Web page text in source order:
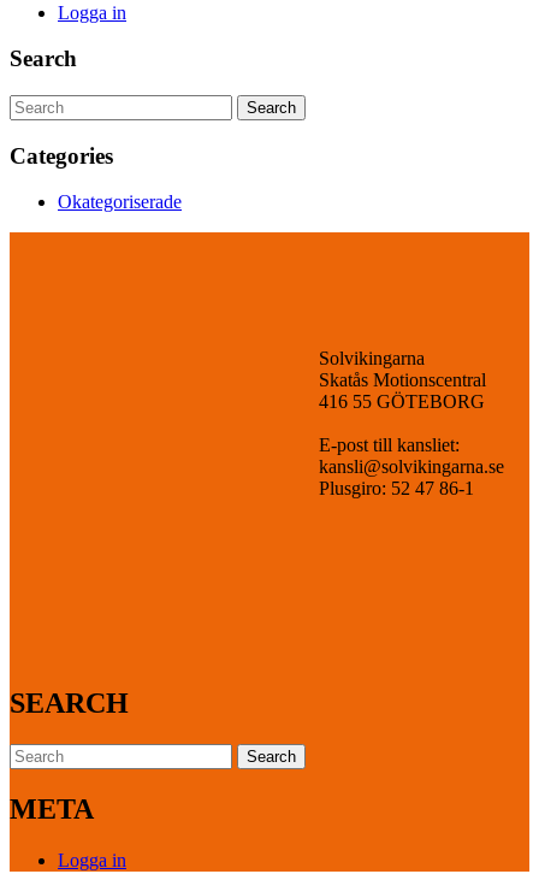
Logga in
Search
Search
for:
Categories
Okategoriserade
Solvikingarna
Skatås Motionscentral
416 55 GÖTEBORG
E-post till kansliet:
kansli@solvikingarna.se
Plusgiro: 52 47 86-1
SEARCH
Search
for:
META
Logga in